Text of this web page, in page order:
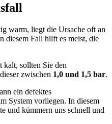
warm, liegt die Ursache oft an
diesem Fall hilft es meist, die
sollten Sie den
zwischen 1,0 und 1,5 bar.
ein defektes
System vorliegen. In diesem
und kümmern uns schnell und